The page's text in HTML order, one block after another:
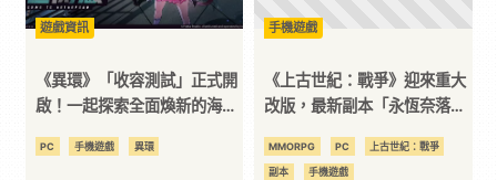
遊戲資訊
《異環》「收容測試」正式開
啟！一起探索全面煥新的海特
PC 手機遊戲 異環
手機遊戲
《上古世紀：戰爭》迎來重大
改版，最新副本「永恆奈落」
MMORPG PC 上古世紀：戰爭
副本 手機遊戲